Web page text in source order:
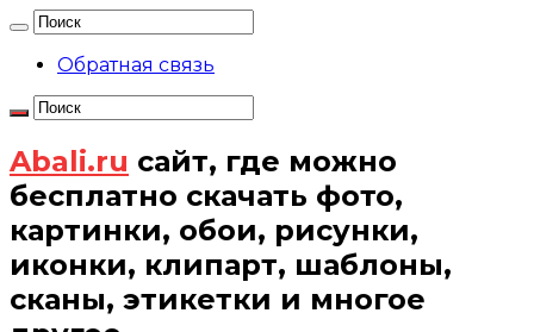
Обратная связь
Abali.ru сайт, где можно
бесплатно скачать фото,
картинки, обои, рисунки,
иконки, клипарт, шаблоны,
сканы, этикетки и многое